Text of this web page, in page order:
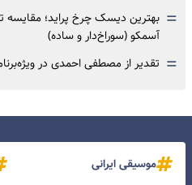
= بهترین دیسک چرخ پراید؛
آسمکو (سوراخ‌دار و ساده)
= تقدیر از مصطفی احمدی در
موسیقی ایرانی